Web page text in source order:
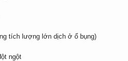
tích lượng lớn dịch ở ổ bụng)
ngột